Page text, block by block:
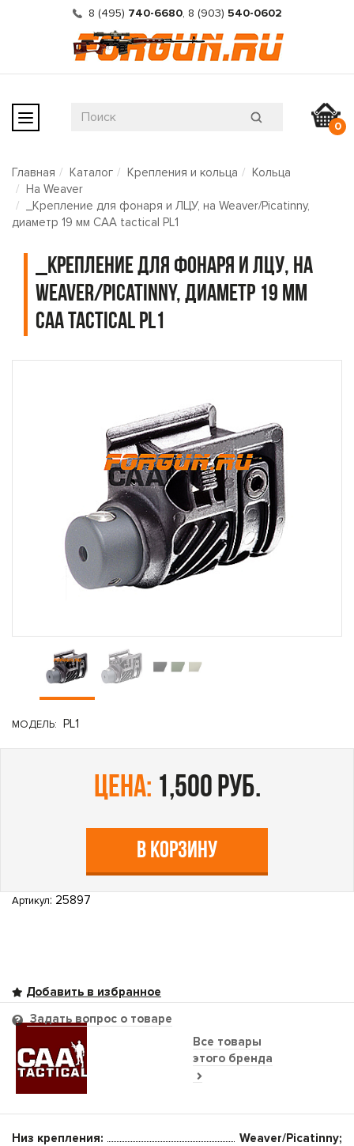
8 (495) 740-6680, 8 (903) 540-0602
0
Главная Каталог Крепления и кольца
Кольца
На Weaver
_Крепление для фонаря и ЛЦУ, на Weaver/Picatinny,
диаметр 19 мм CAA tactical PL1
_Крепление для фонаря и ЛЦУ, на
Weaver/Picatinny, диаметр 19 мм
CAA tactical PL1
МОДЕЛЬ: PL1
цена: 1,500 руб.
В КОРЗИНУ
Артикул: 25897
Все товары
этого бренда
Задать вопрос о товаре
Низ крепления:
Weaver/Picatinny;